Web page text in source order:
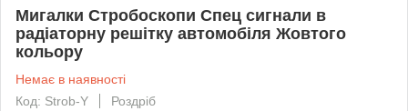
Мигалки Стробоскопи Спец сигнали в
радіаторну решітку автомобіля Жовтого
кольору
Немає в наявності
Код: Strob-Y
Роздріб